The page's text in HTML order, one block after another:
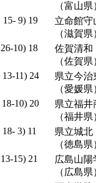
（富山県
15- 9) 19
立命館守
（滋賀県
10) 18
佐賀清和
（佐賀県
11) 24
県立今治
（愛媛県
10) 20
県立福井
（福井県
3) 11
県立城北
（徳島県
15) 21
広島山陽
（広島県